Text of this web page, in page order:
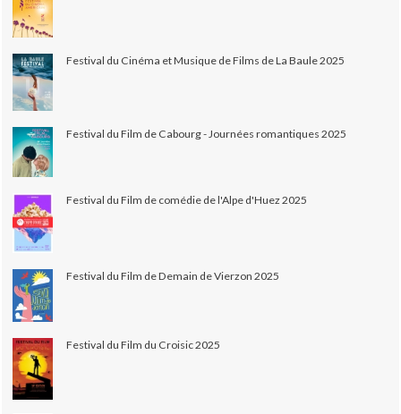
Festival du Cinéma et Musique de Films de La Baule 2025
Festival du Film de Cabourg - Journées romantiques 2025
Festival du Film de comédie de l'Alpe d'Huez 2025
Festival du Film de Demain de Vierzon 2025
Festival du Film du Croisic 2025